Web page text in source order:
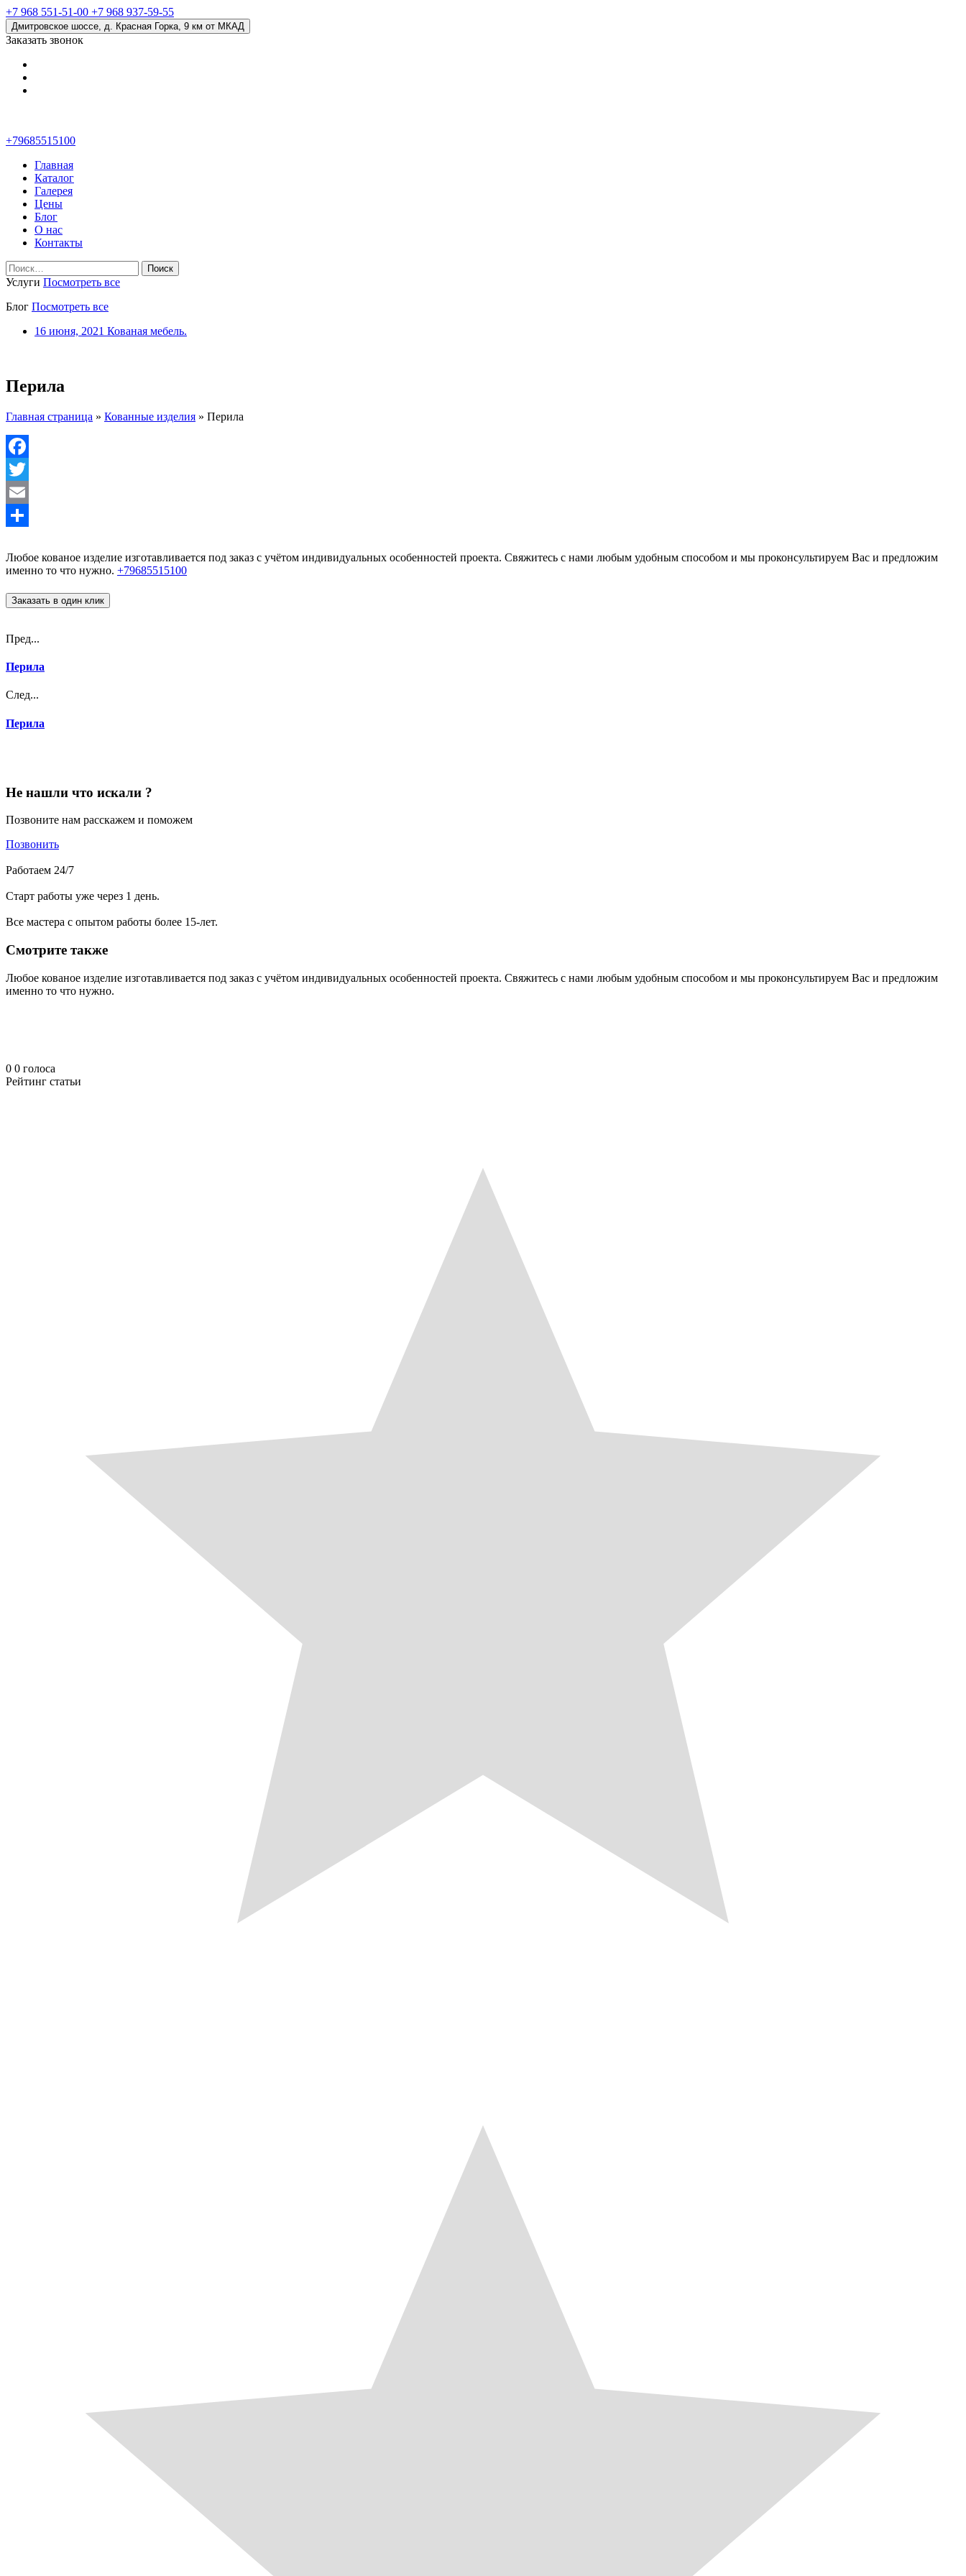
+7 968 551-51-00 +7 968 937-59-55
Дмитровское шоссе, д. Красная Горка, 9 км от МКАД
Заказать звонок
+79685515100
Главная
Каталог
Галерея
Цены
Блог
О нас
Контакты
Найти:
Услуги Посмотреть все
Блог Посмотреть все
16 июня, 2021 Кованая мебель.
Перила
Главная страница » Кованные изделия » Перила
Facebook
Twitter
Email
Любое кованое изделие изготавливается под заказ с учётом индивидуальных особенностей проекта. Свяжитесь с нами любым удобным способом и мы проконсультируем Вас и предложим
именно то что нужно. +79685515100
Заказать в один клик
Пред...
Перила
След...
Перила
Не нашли что искали ?
Позвоните нам расскажем и поможем
Позвонить
Работаем 24/7
Старт работы уже через 1 день.
Все мастера с опытом работы более 15-лет.
Смотрите также
Любое кованое изделие изготавливается под заказ с учётом индивидуальных особенностей проекта. Свяжитесь с нами любым удобным способом и мы проконсультируем Вас и предложим
именно то что нужно.
0 0 голоса
Рейтинг статьи